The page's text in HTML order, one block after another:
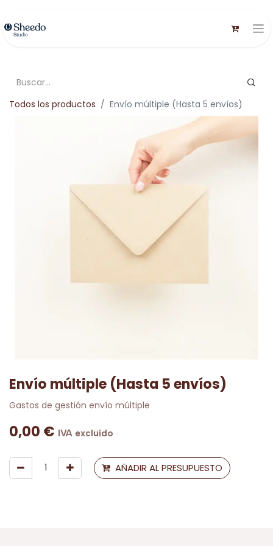
Todos los productos Envío múltiple (Hasta 5 envíos)
Envío múltiple (Hasta 5 envíos)
Gastos de gestión envío múltiple
0,00 € IVA excluido
AÑADIR AL PRESUPUESTO